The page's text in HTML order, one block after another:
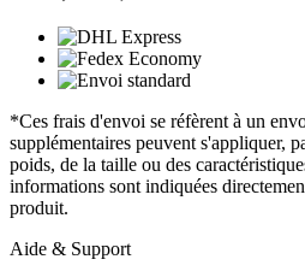
*Ces frais d'envoi se réfèrent à un
supplémentaires peuvent s'appliquer,
poids, de la taille ou des
informations sont indiquées
produit.
Aide & Support